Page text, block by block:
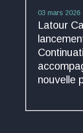
03 mars 2026
Latour
nouvelle